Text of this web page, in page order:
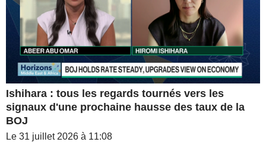
Ishihara : tous les regards tournés vers les
signaux d'une prochaine hausse des taux de la
BOJ
Le 31 juillet 2026 à 11:08